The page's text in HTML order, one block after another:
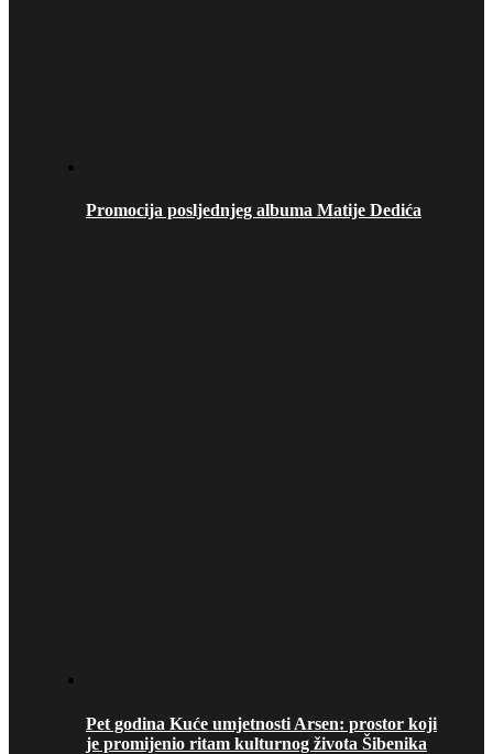
Promocija posljednjeg albuma Matije Dedića
Pet godina Kuće umjetnosti Arsen: prostor koji
je promijenio ritam kulturnog života Šibenika